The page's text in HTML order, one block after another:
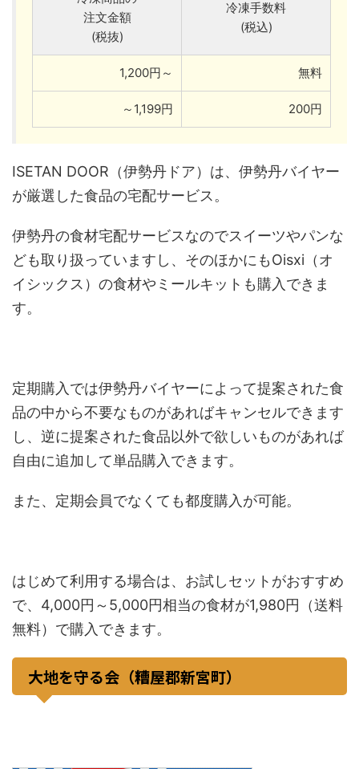
注文金額
(税抜)
冷凍手数料
(税込)
1,200円～ 無料
～1,199円 200円
ISETAN DOOR（伊勢丹ドア）は、伊勢丹バイヤー
が厳選した食品の宅配サービス。
伊勢丹の食材宅配サービスなのでスイーツやパンな
ども取り扱っていますし、そのほかにもOisxi（オ
イシックス）の食材やミールキットも購入できま
す。
定期購入では伊勢丹バイヤーによって提案された食
品の中から不要なものがあればキャンセルできます
し、逆に提案された食品以外で欲しいものがあれば
自由に追加して単品購入できます。
また、定期会員でなくても都度購入が可能。
はじめて利用する場合は、お試しセットがおすすめ
で、4,000円～5,000円相当の食材が1,980円（送料
無料）で購入できます。
大地を守る会（糟屋郡新宮町）